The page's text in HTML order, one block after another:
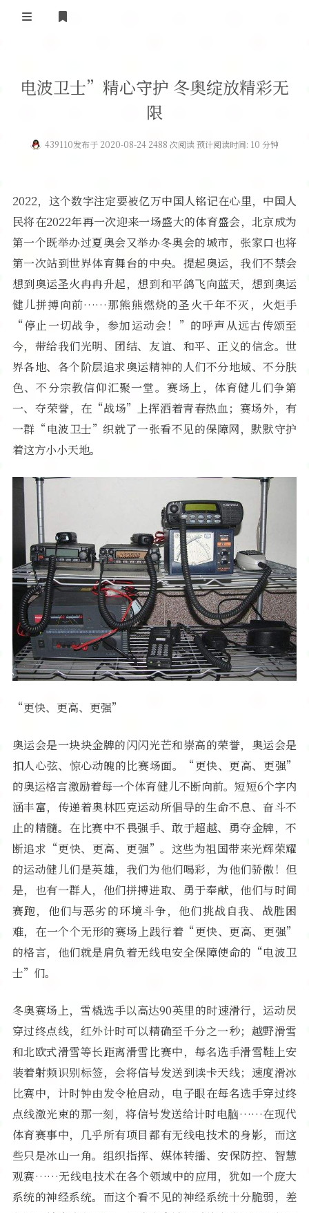
黄河事务
黄河新闻
活动竞赛
行业新闻
图文教程
视频资料
HAM技巧
软件
器材专区
车载类别
摩托车
编号申请
黄河直播
编号查询
电波卫士”精心守护 冬奥绽放精彩无
限
439110发布于 2020-08-24 2488 次阅读 预计阅读时间: 10 分钟
2022，这个数字注定要被亿万中国人铭记在心里，中国人
民将在2022年再一次迎来一场盛大的体育盛会，北京成为
第一个既举办过夏奥会又举办冬奥会的城市，张家口也将
第一次站到世界体育舞台的中央。提起奥运，我们不禁会
想到奥运圣火冉冉升起，想到和平鸽飞向蓝天，想到奥运
健儿拼搏向前……那熊熊燃烧的圣火千年不灭，火炬手
“停止一切战争，参加运动会！”的呼声从远古传颂至
今，带给我们光明、团结、友谊、和平、正义的信念。世
界各地、各个阶层追求奥运精神的人们不分地域、不分肤
色、不分宗教信仰汇聚一堂。赛场上，体育健儿们争第
一、夺荣誉，在“战场”上挥洒着青春热血；赛场外，有
一群“电波卫士”织就了一张看不见的保障网，默默守护
着这方小小天地。
“更快、更高、更强”
奥运会是一块块金牌的闪闪光芒和崇高的荣誉，奥运会是
扣人心弦、惊心动魄的比赛场面。“更快、更高、更强”
的奥运格言激励着每一个体育健儿不断向前。短短6个字内
涵丰富，传递着奥林匹克运动所倡导的生命不息、奋斗不
止的精髓。在比赛中不畏强手、敢于超越、勇夺金牌，不
断追求“更快、更高、更强”。这些为祖国带来光辉荣耀
的运动健儿们是英雄，我们为他们喝彩，为他们骄傲！但
是，也有一群人，他们拼搏进取、勇于奉献，他们与时间
赛跑，他们与恶劣的环境斗争，他们挑战自我、战胜困
难，在一个个无形的赛场上践行着“更快、更高、更强”
的格言，他们就是肩负着无线电安全保障使命的“电波卫
士”们。
冬奥赛场上，雪橇选手以高达90英里的时速滑行，运动员
穿过终点线，红外计时可以精确至千分之一秒；越野滑雪
和北欧式滑雪等长距离滑雪比赛中，每名选手滑雪鞋上安
装着射频识别标签，会将信号发送到读卡天线；速度滑冰
比赛中，计时钟由发令枪启动，电子眼在每名选手穿过终
点线激光束的那一刻，将信号发送给计时电脑……在现代
体育赛事中，几乎所有项目都有无线电技术的身影，而这
些只是冰山一角。组织指挥、媒体转播、安保防控、智慧
观赛……无线电技术在各个领域中的应用，犹如一个庞大
系统的神经系统。而这个看不见的神经系统十分脆弱，差